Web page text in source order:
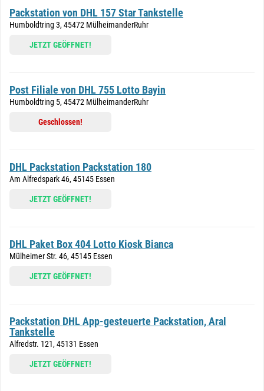
Packstation von DHL 157 Star Tankstelle
Humboldtring 3, 45472 MülheimanderRuhr
JETZT GEÖFFNET!
Post Filiale von DHL 755 Lotto Bayin
Humboldtring 5, 45472 MülheimanderRuhr
Geschlossen!
DHL Packstation Packstation 180
Am Alfredspark 46, 45145 Essen
JETZT GEÖFFNET!
DHL Paket Box 404 Lotto Kiosk Bianca
Mülheimer Str. 46, 45145 Essen
JETZT GEÖFFNET!
Packstation DHL App-gesteuerte Packstation, Aral
Tankstelle
Alfredstr. 121, 45131 Essen
JETZT GEÖFFNET!